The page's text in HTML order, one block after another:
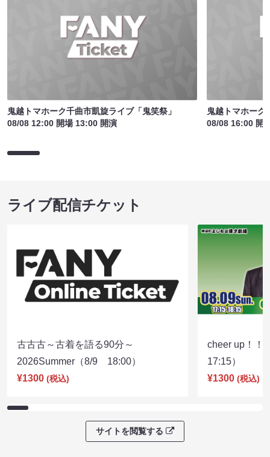
鬼越トマホーク千曲市凱旋ライブ「鬼笑祭」
08/08 12:00 開場 13:00 開演
鬼越トマホーク
08/08 16:00 開
ライブ配信チケット
古古古～古着を語る90分～
2026Summer（8/9 18:00）
¥1300 (税込)
cheer up！
17:15）
¥1300 (税込)
サイトを閲覧する